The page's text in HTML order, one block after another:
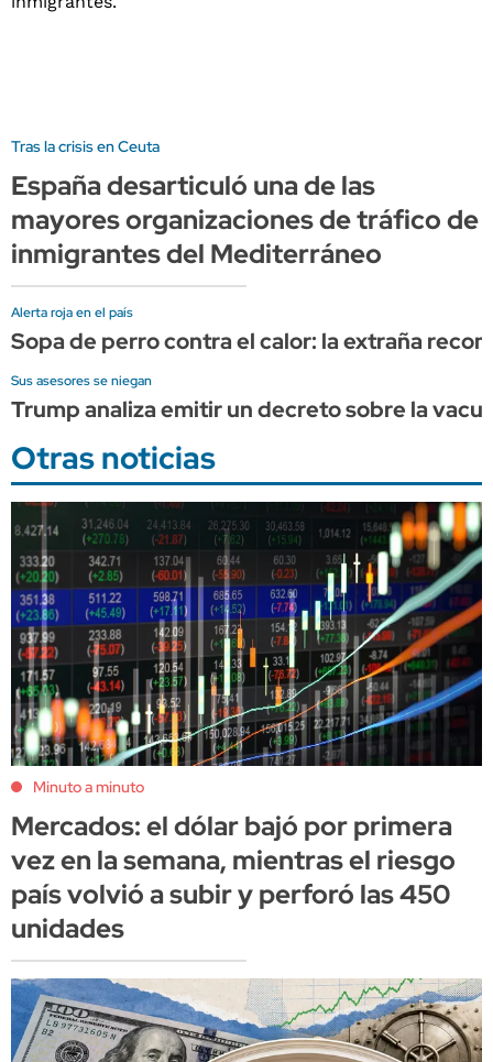
Tras la crisis en Ceuta
España desarticuló una de las
mayores organizaciones de tráfico de
inmigrantes del Mediterráneo
Alerta roja en el país
Sopa de perro contra el calor: la extraña
Sus asesores se niegan
Trump analiza emitir un decreto sobre la
Otras noticias
Minuto a minuto
Mercados: el dólar bajó por primera
vez en la semana, mientras el riesgo
país volvió a subir y perforó las 450
unidades